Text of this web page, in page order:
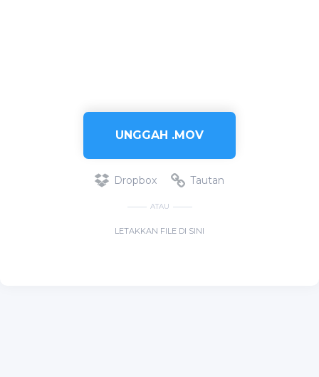
UNGGAH .MOV
Dropbox Tautan
ATAU
LETAKKAN FILE DI SINI